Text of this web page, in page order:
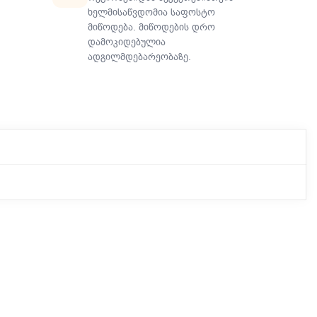
ხელმისაწვდომია საფოსტო
მიწოდება. მიწოდების დრო
დამოკიდებულია
ადგილმდებარეობაზე.